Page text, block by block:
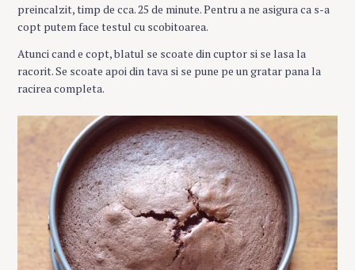
preincalzit, timp de cca. 25 de minute. Pentru a ne asigura ca s-a
copt putem face testul cu scobitoarea.
Atunci cand e copt, blatul se scoate din cuptor si se lasa la
racorit. Se scoate apoi din tava si se pune pe un gratar pana la
racirea completa.